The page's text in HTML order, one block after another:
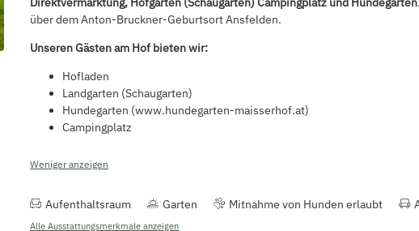
über dem Anton-Bruckner-Geburtsort Ansfelden.
Unseren Gästen am Hof bieten wir:
Hofladen
Landgarten (Schaugarten)
Hundegarten (www.hundegarten-maisserhof.at)
Campingplatz
Weniger anzeigen
Aufenthaltsraum Garten Mitnahme von Hunden erlaubt
Alle Ausstattungsmerkmale anzeigen